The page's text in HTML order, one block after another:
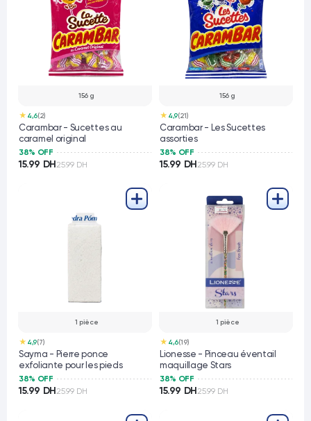
156 g
★ 4,6(2)
Carambar - Sucettes au
caramel original
38% OFF
15.99 DH 25.99 DH
156 g
★ 4,9(21)
Carambar - Les Sucettes
assorties
38% OFF
15.99 DH 25.99 DH
1 pièce
★ 4,9(7)
Sayma - Pierre ponce
exfoliante pour les pieds
38% OFF
15.99 DH 25.99 DH
1 pièce
★ 4,6(19)
Lionesse - Pinceau éventail
maquillage Stars
38% OFF
15.99 DH 25.99 DH